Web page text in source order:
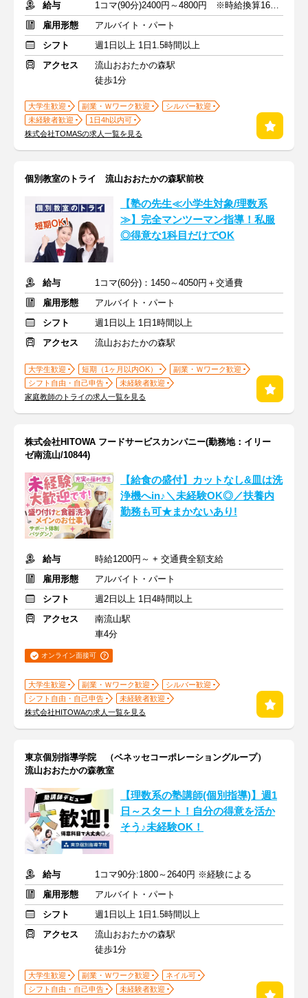
給与
1コマ(90分)2400円～4800円 ※時給換算1600円～3200円
雇用形態
アルバイト・パート
シフト
週1日以上 1日1.5時間以上
アクセス
流山おおたかの森駅
徒歩1分
大学生歓迎 副業・Ｗワーク歓迎
シルバー歓迎
未経験者歓迎
1日4h以内可
株式会社TOMASの求人一覧を見る
個別教室のトライ 流山おおたかの森駅前校
【塾の先生≪小学生対象/理数系
≫】完全マンツーマン指導！私服
◎得意な1科目だけでOK
給与
1コマ(60分)：1450～4050円＋交通費
雇用形態
アルバイト・パート
シフト
週1日以上 1日1時間以上
アクセス
流山おおたかの森駅
大学生歓迎 短期（1ヶ月以内OK）
副業・Ｗワーク歓迎
シフト自由・自己申告
未経験者歓迎
家庭教師のトライの求人一覧を見る
株式会社HITOWA フードサービスカンパニー(勤務地：イリー
ゼ南流山/10844)
【給食の盛付】カットなし&皿は洗
浄機へin♪＼未経験OK◎／扶養内
勤務も可★まかないあり!
給与
時給1200円～ + 交通費全額支給
雇用形態
アルバイト・パート
シフト
週2日以上 1日4時間以上
アクセス
南流山駅
車4分
オンライン面接可
大学生歓迎 副業・Ｗワーク歓迎
シルバー歓迎
シフト自由・自己申告
未経験者歓迎
株式会社HITOWAの求人一覧を見る
東京個別指導学院 （ベネッセコーポレーショングループ）
流山おおたかの森教室
【理数系の塾講師(個別指導)】週1
日～スタート！自分の得意を活か
そう♪未経験OK！
給与
1コマ90分:1800～2640円 ※経験による
雇用形態
アルバイト・パート
シフト
週1日以上 1日1.5時間以上
アクセス
流山おおたかの森駅
徒歩1分
大学生歓迎 副業・Ｗワーク歓迎
ネイル可
シフト自由・自己申告
未経験者歓迎